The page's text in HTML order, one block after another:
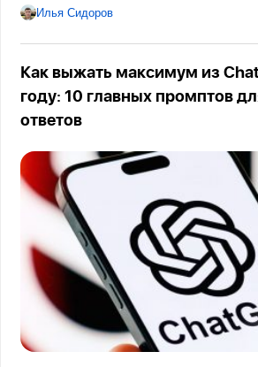
Илья Сидоров
Как выжать максимум из
году: 10 главных промптов
ответов